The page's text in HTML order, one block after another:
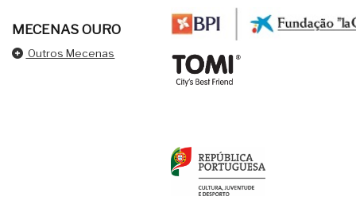
MECENAS OURO
Outros Mecenas